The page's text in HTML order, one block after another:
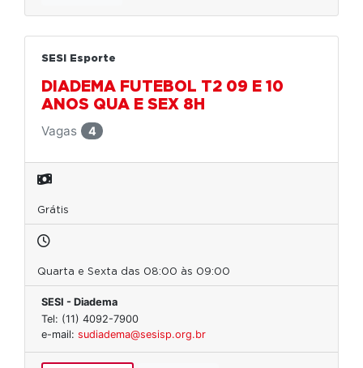
SESI Esporte
DIADEMA FUTEBOL T2 09 E 10
ANOS QUA E SEX 8H
Vagas
4
Grátis
Quarta e Sexta das 08:00 às 09:00
SESI - Diadema
Tel: (11) 4092-7900
e-mail: sudiadema@sesisp.org.br